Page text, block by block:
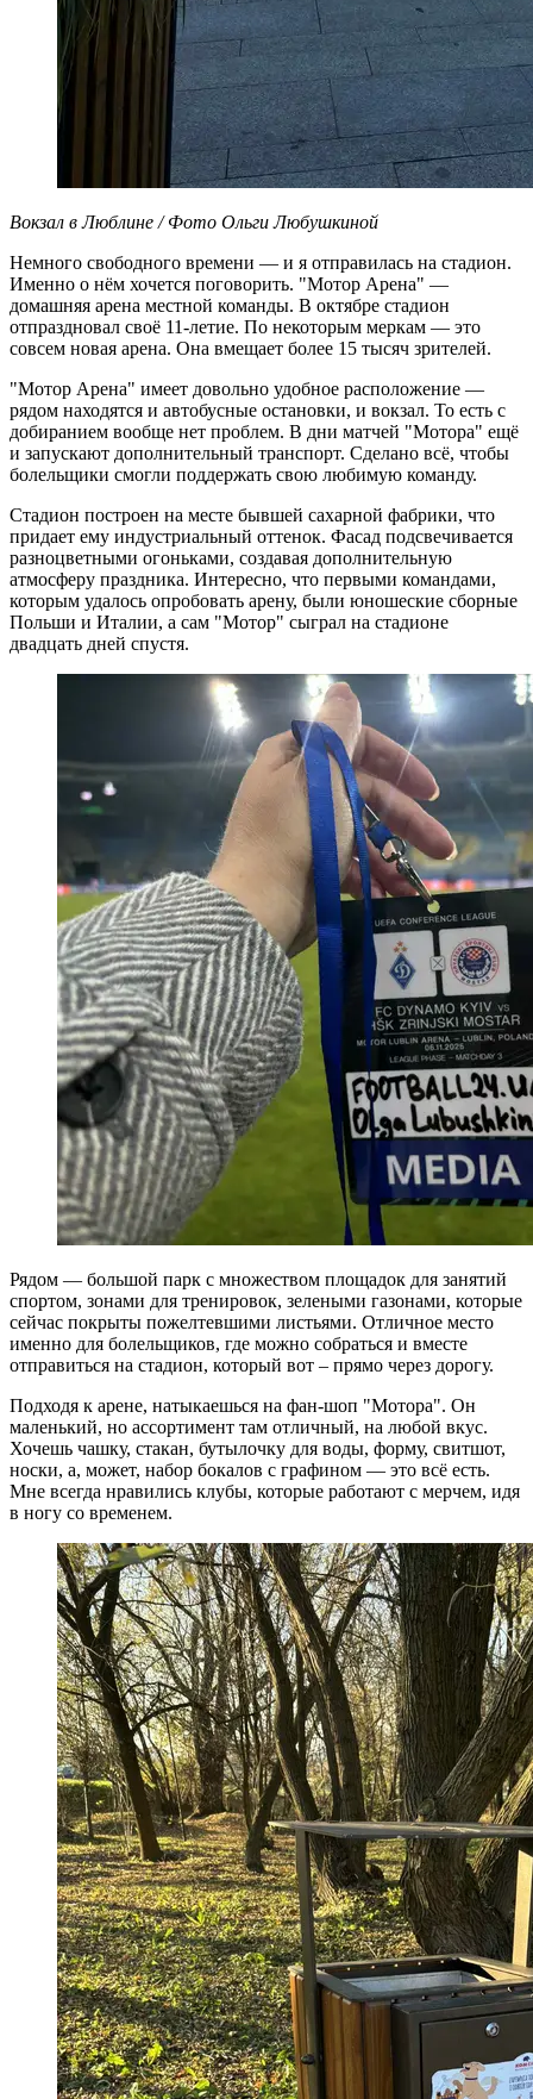
Вокзал в Люблине / Фото Ольги Любушкиной
Немного свободного времени — и я отправилась на стадион.
Именно о нём хочется поговорить. "Мотор Арена" —
домашняя арена местной команды. В октябре стадион
отпраздновал своё 11-летие. По некоторым меркам — это
совсем новая арена. Она вмещает более 15 тысяч зрителей.
"Мотор Арена" имеет довольно удобное расположение —
рядом находятся и автобусные остановки, и вокзал. То есть с
добиранием вообще нет проблем. В дни матчей "Мотора" ещё
и запускают дополнительный транспорт. Сделано всё, чтобы
болельщики смогли поддержать свою любимую команду.
Стадион построен на месте бывшей сахарной фабрики, что
придает ему индустриальный оттенок. Фасад подсвечивается
разноцветными огоньками, создавая дополнительную
атмосферу праздника. Интересно, что первыми командами,
которым удалось опробовать арену, были юношеские сборные
Польши и Италии, а сам "Мотор" сыграл на стадионе
двадцать дней спустя.
Рядом — большой парк с множеством площадок для занятий
спортом, зонами для тренировок, зелеными газонами, которые
сейчас покрыты пожелтевшими листьями. Отличное место
именно для болельщиков, где можно собраться и вместе
отправиться на стадион, который вот – прямо через дорогу.
Подходя к арене, натыкаешься на фан-шоп "Мотора". Он
маленький, но ассортимент там отличный, на любой вкус.
Хочешь чашку, стакан, бутылочку для воды, форму, свитшот,
носки, а, может, набор бокалов с графином — это всё есть.
Мне всегда нравились клубы, которые работают с мерчем, идя
в ногу со временем.